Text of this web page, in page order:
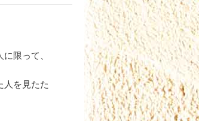
限って、
人を見たた